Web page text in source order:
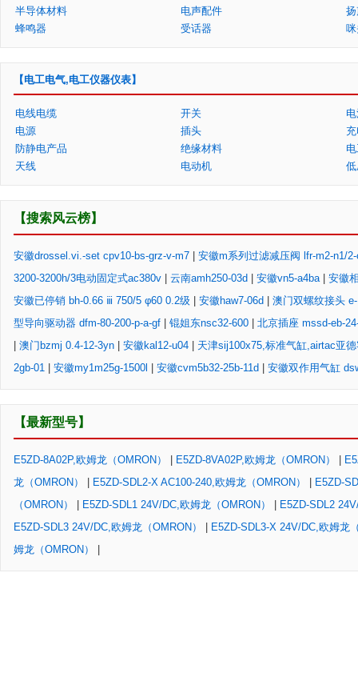
半导体材料
电声配件
蜂鸣器
受话器
【电工电气,电工仪器仪表】
电线电缆 开关
电源
插头
防静电产品
绝缘材料
天线
电动机
【搜索风云榜】
安徽drossel.vi.-set cpv10-bs-grz-v-m7
安徽m系列过滤减压阀 lfr-m2-n1/
3200-3200h/3电动固定式ac380v
云南amh250-03d 安徽vn5-a4ba| 安徽
安徽已停销 bh-0.66 ⅲ 750/5 φ60 0.2级
安徽haw7-06d
澳门双螺纹接头
型导向驱动器 dfm-80-200-p-a-gf
锟姐东nsc32-600
北京插座 mssd-eb-
澳门bzmj 0.4-12-3yn 安徽kal12-u04
天津sij100x75,标准气缸,airtac亚
2gb-01
安徽my1m25g-1500l 安徽cvm5b32-25b-11d 安徽双作用气缸
【最新型号】
E5ZD-8A02P,欧姆龙（OMRON） E5ZD-8VA02P,欧姆龙（OMRON）
龙（OMRON）
E5ZD-SDL2-X AC100-240,欧姆龙（OMRON）
E5ZD-
（OMRON）
E5ZD-SDL1 24V/DC,欧姆龙（OMRON）
E5ZD-SDL2
E5ZD-SDL3 24V/DC,欧姆龙（OMRON）
E5ZD-SDL3-X 24V/DC,欧姆龙
姆龙（OMRON）